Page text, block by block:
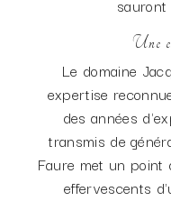
Une
Le domaine
expertise
des années
transmis de
Faure met un point
effervescents